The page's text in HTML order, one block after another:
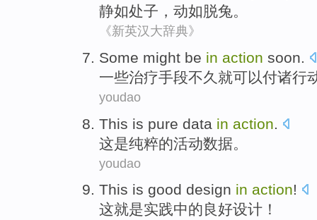
静如处子 ，动如脱兔。
《新英汉大辞典》
Some might be in action soon.
一些治疗手段不久就可以付诸行
youdao
This is pure data in action
这是纯粹的活动数据。
youdao
This is good design in action!
这就是实践中的良好设计 ！